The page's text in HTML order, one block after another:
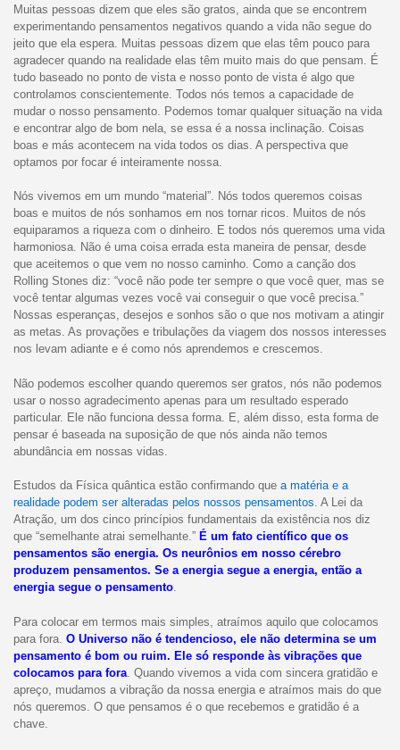
Muitas pessoas dizem que eles são gratos, ainda que se encontrem
experimentando pensamentos negativos quando a vida não segue do
jeito que ela espera. Muitas pessoas dizem que elas têm pouco para
agradecer quando na realidade elas têm muito mais do que pensam. É
tudo baseado no ponto de vista e nosso ponto de vista é algo que
controlamos conscientemente. Todos nós temos a capacidade de
mudar o nosso pensamento. Podemos tomar qualquer situação na vida
e encontrar algo de bom nela, se essa é a nossa inclinação. Coisas
boas e más acontecem na vida todos os dias. A perspectiva que
optamos por focar é inteiramente nossa.
Nós vivemos em um mundo “material”. Nós todos queremos coisas
boas e muitos de nós sonhamos em nos tornar ricos. Muitos de nós
equiparamos a riqueza com o dinheiro. E todos nós queremos uma vida
harmoniosa. Não é uma coisa errada esta maneira de pensar, desde
que aceitemos o que vem no nosso caminho. Como a canção dos
Rolling Stones diz: “você não pode ter sempre o que você quer, mas se
você tentar algumas vezes você vai conseguir o que você precisa.”
Nossas esperanças, desejos e sonhos são o que nos motivam a atingir
as metas. As provações e tribulações da viagem dos nossos interesses
nos levam adiante e é como nós aprendemos e crescemos.
Não podemos escolher quando queremos ser gratos, nós não podemos
usar o nosso agradecimento apenas para um resultado esperado
particular. Ele não funciona dessa forma. E, além disso, esta forma de
pensar é baseada na suposição de que nós ainda não temos
abundância em nossas vidas.
Estudos da Física quântica estão confirmando que a matéria e a
realidade podem ser alteradas pelos nossos pensamentos. A Lei da
Atração, um dos cinco princípios fundamentais da existência nos diz
que “semelhante atrai semelhante.” É um fato científico que os
pensamentos são energia. Os neurônios em nosso cérebro
produzem pensamentos. Se a energia segue a energia, então a
energia segue o pensamento.
Para colocar em termos mais simples, atraímos aquilo que colocamos
para fora. O Universo não é tendencioso, ele não determina se um
pensamento é bom ou ruim. Ele só responde às vibrações que
colocamos para fora. Quando vivemos a vida com sincera gratidão e
apreço, mudamos a vibração da nossa energia e atraímos mais do que
nós queremos. O que pensamos é o que recebemos e gratidão é a
chave.